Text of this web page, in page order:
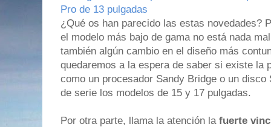
¿Qué os han parecido las estas novedades?
el modelo más bajo de gama no está nada
también algún cambio en el diseño más
quedaremos a la espera de saber si existe la
como un procesador Sandy Bridge o un disco
de serie los modelos de 15 y 17 pulgadas.
Por otra parte, llama la atención lafuerte